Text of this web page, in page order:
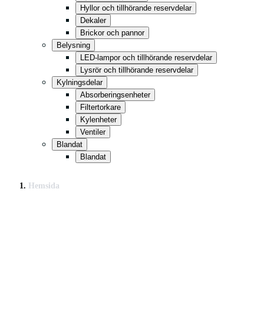
Hyllor och tillhörande reservdelar
Dekaler
Brickor och pannor
Belysning
LED-lampor och tillhörande reservdelar
Lysrör och tillhörande reservdelar
Kylningsdelar
Absorberingsenheter
Filtertorkare
Kylenheter
Ventiler
Blandat
Blandat
Hemsida